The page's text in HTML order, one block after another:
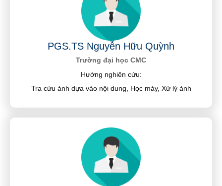
PGS.TS Nguyễn Hữu Quỳnh
Trường đại học CMC
Hướng nghiên cứu:
Tra cứu ảnh dựa vào nội dung, Học máy, Xử lý ảnh